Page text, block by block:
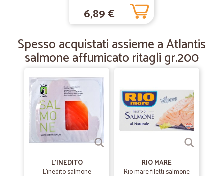
Sito semplice da utilizzare, riscontro immediato, consegna rapida.
17/06/2020
—Renato Z.
Ottimo fornitore. Gentili e professionalità
29/01/2020
— Elisabetta D.
Sono al secondo acquisto
Sono al secondo acquisto, mi trovo bene, tutto arriva in perfette
6,89 €
Spesso acquistati assieme a Atlantis
salmone affumicato ritagli gr.200
L'INEDITO
L'inedito salmone
RIO MARE
Rio mare filetti salmone